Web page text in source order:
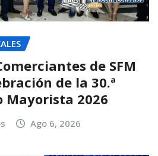
de SFM
de la 30.ª
Mayorista 2026
Ago 6, 2026